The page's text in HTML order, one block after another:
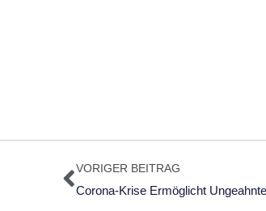
Zurück
VORIGER BEITRAG
Corona-Krise Ermöglicht